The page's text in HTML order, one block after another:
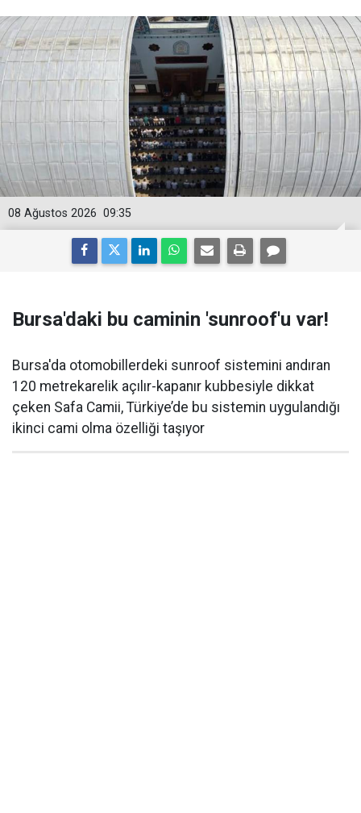
09:35
08 Ağustos 2026
Bursa'daki bu caminin 'sunroof'u var!
Bursa'da otomobillerdeki sunroof sistemini andıran
120 metrekarelik açılır-kapanır kubbesiyle dikkat
çeken Safa Camii, Türkiye’de bu sistemin uygulandığı
ikinci cami olma özelliği taşıyor